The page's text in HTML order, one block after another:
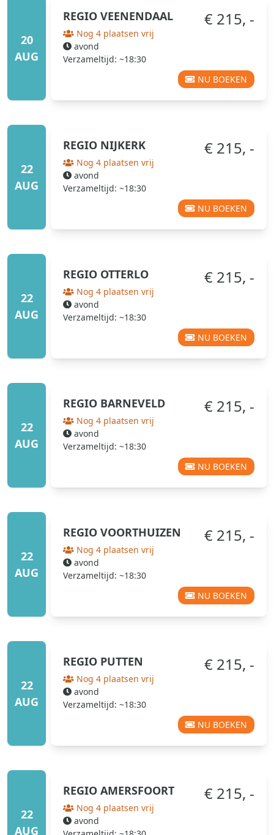
20
AUG
REGIO VEENENDAAL
Nog 4 plaatsen vrij
avond
Verzameltijd: ~18:30
€ 215, -
NU BOEKEN
22
AUG
REGIO NIJKERK
Nog 4 plaatsen vrij
avond
Verzameltijd: ~18:30
€ 215, -
NU BOEKEN
22
AUG
REGIO OTTERLO
Nog 4 plaatsen vrij
avond
Verzameltijd: ~18:30
€ 215, -
NU BOEKEN
22
AUG
REGIO BARNEVELD
Nog 4 plaatsen vrij
avond
Verzameltijd: ~18:30
€ 215, -
NU BOEKEN
22
AUG
REGIO VOORTHUIZEN
Nog 4 plaatsen vrij
avond
Verzameltijd: ~18:30
€ 215, -
NU BOEKEN
22
AUG
REGIO PUTTEN
Nog 4 plaatsen vrij
avond
Verzameltijd: ~18:30
€ 215, -
NU BOEKEN
22
AUG
REGIO AMERSFOORT
Nog 4 plaatsen vrij
avond
€ 215, -